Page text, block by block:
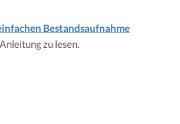
Bestandsaufnahme
zu lesen.